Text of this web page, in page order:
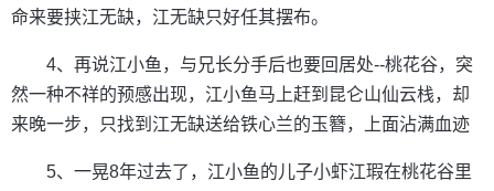
命来要挟江无缺，江无缺只好任其摆布。
4、再说江小鱼，与兄长分手后也要回居处--桃花谷，突
然一种不祥的预感出现，江小鱼马上赶到昆仑山仙云栈，却
来晚一步，只找到江无缺送给铁心兰的玉簪，上面沾满血迹
5、一晃8年过去了，江小鱼的儿子小虾江瑕在桃花谷里